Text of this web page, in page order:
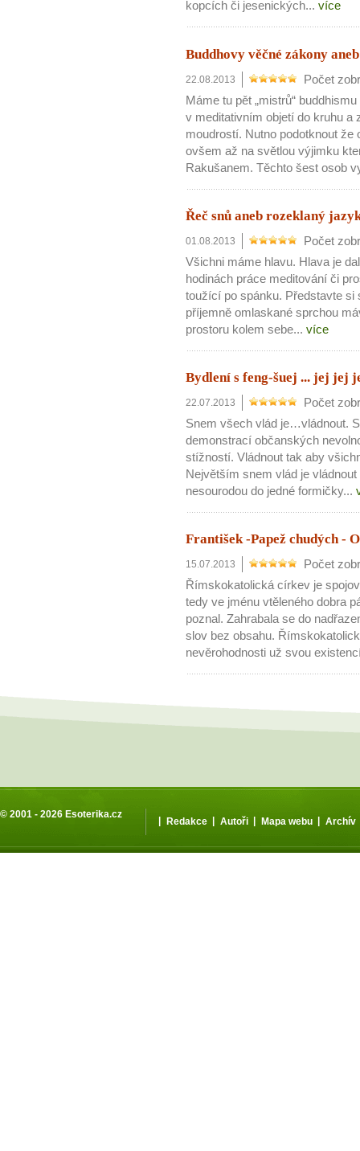
Jak mít více energie
Jak vnést do života
Jak být šťastnější
kopcích či jesenických... více
Buddhovy věčné zákony
22.08.2013
Počet
Máme tu pět „mistrů“
v meditativním objetí do kruhu a
moudrostí. Nutno podotknout
ovšem až na světlou výjimku
Rakušanem. Těchto šest osob
Řeč snů aneb rozeklaný
01.08.2013
Počet
Všichni máme hlavu. Hlava je
hodinách práce meditování či
toužící po spánku. Představte
příjemně omlaskané sprchou
prostoru kolem sebe... více
Bydlení s feng-šuej ... jej jej
22.07.2013
Počet
Snem všech vlád je…vládnout.
demonstrací občanských
stížností. Vládnout tak aby
Největším snem vlád je
nesourodou do jedné formičky...
František -Papež chudých -
15.07.2013
Počet
Římskokatolická církev je
tedy ve jménu vtěleného dobra
poznal. Zahrabala se do
slov bez obsahu.
nevěrohodnosti už svou
© 2001 - 2026 Esoterika.cz
| Redakce | Autoři | Mapa webu | Archív